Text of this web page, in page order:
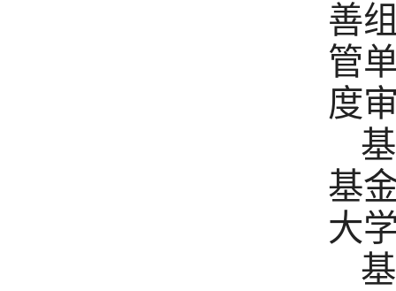
善
管
度
基
大